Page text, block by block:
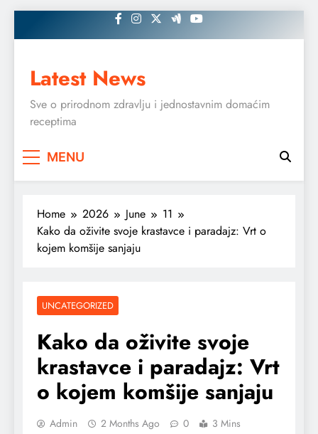
to
Latest News
Sve o prirodnom zdravlju i jednostavnim domaćim
receptima
MENU
Home 2026 June
11
Kako da oživite svoje krastavce i paradajz: Vrt o
kojem komšije sanjaju
UNCATEGORIZED
Kako da oživite svoje
krastavce i paradajz: Vrt
o kojem komšije sanjaju
Admin 2 Months Ago 0 3 Mins